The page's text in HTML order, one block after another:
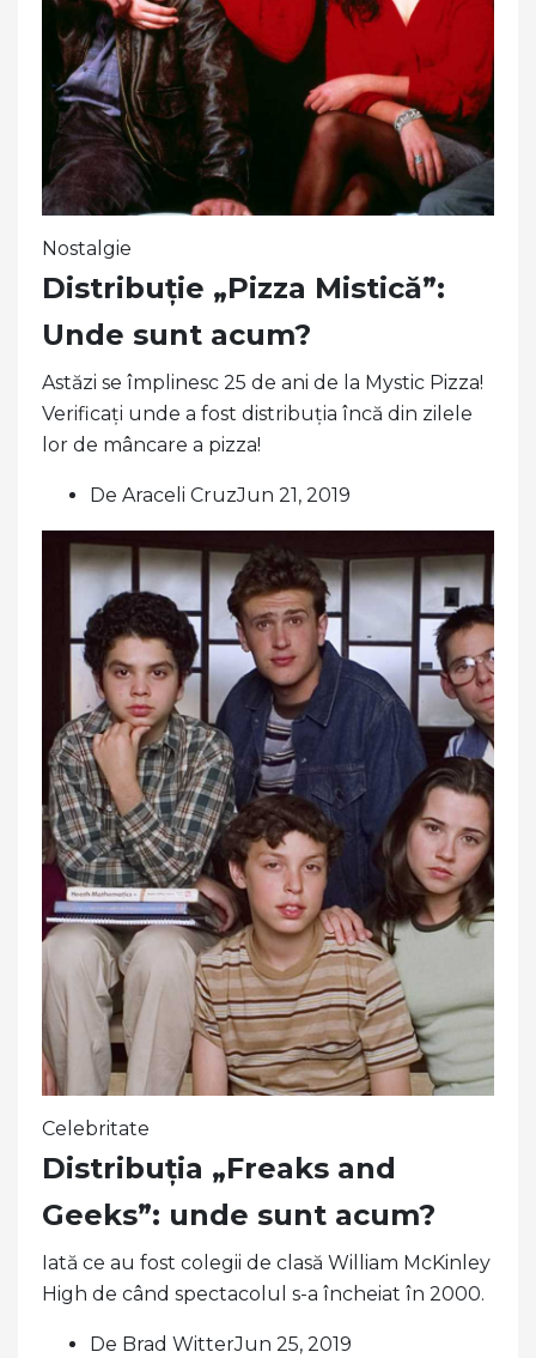
Nostalgie
Distribuție „Pizza Mistică”:
Unde sunt acum?
Astăzi se împlinesc 25 de ani de la Mystic Pizza!
Verificați unde a fost distribuția încă din zilele
lor de mâncare a pizza!
De Araceli CruzJun 21, 2019
Celebritate
Distribuția „Freaks and
Geeks”: unde sunt acum?
Iată ce au fost colegii de clasă William McKinley
High de când spectacolul s-a încheiat în 2000.
De Brad WitterJun 25, 2019